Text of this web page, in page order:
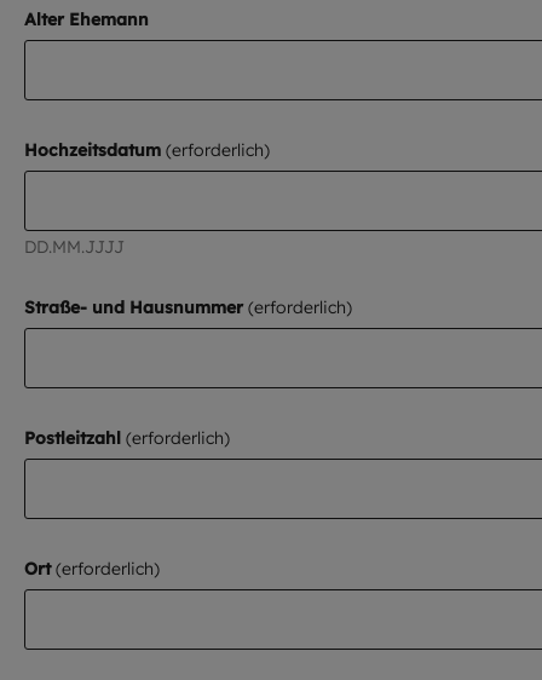
Alter Ehemann
Hochzeitsdatum
DD.MM.JJJJ
Straße- und Hausnummer
Postleitzahl
Ort